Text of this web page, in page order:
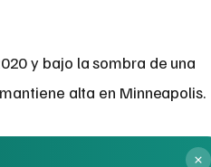
y bajo la sombra de una
alta en Minneapolis.